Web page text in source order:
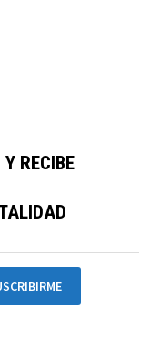
RECIBE